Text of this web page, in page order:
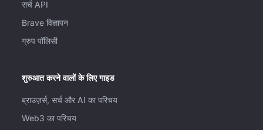
सर्च API
Brave विज्ञापन
ग्रुप पॉलिसी
शुरुआत करने वालों के लिए गाइड
ब्राउज़र्स, सर्च और AI का परिचय
Web3 का परिचय